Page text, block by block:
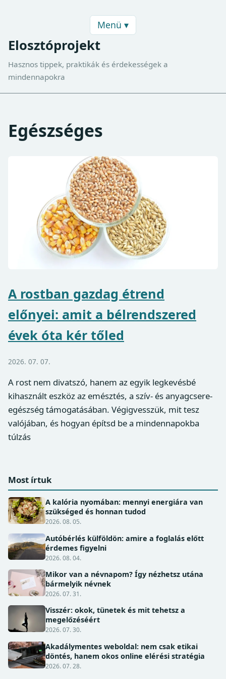
Menü ▾
Elosztóprojekt
Hasznos tippek, praktikák és érdekességek a
mindennapokra
Egészséges
A rostban gazdag étrend
előnyei: amit a bélrendszered
évek óta kér tőled
2026. 07. 07.
A rost nem divatszó, hanem az egyik legkevésbé
kihasznált eszköz az emésztés, a szív- és anyagcsere-
egészség támogatásában. Végigvesszük, mit tesz
valójában, és hogyan építsd be a mindennapokba
túlzás
Most írtuk
A kalória nyomában: mennyi energiára van
szükséged és honnan tudod
2026. 08. 05.
Autóbérlés külföldön: amire a foglalás előtt
érdemes figyelni
2026. 08. 04.
Mikor van a névnapom? Így nézhetsz utána
bármelyik névnek
2026. 07. 31.
Visszér: okok, tünetek és mit tehetsz a
megelőzéséért
2026. 07. 30.
Akadálymentes weboldal: nem csak etikai
döntés, hanem okos online elérési stratégia
2026. 07. 28.